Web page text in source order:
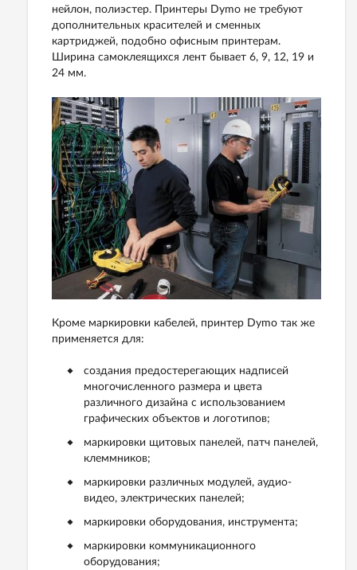
нейлон, полиэстер. Принтеры Dymo не требуют
дополнительных красителей и сменных
картриджей, подобно офисным принтерам.
Ширина самоклеящихся лент бывает 6, 9, 12, 19 и
24 мм.
Кроме маркировки кабелей, принтер Dymo так же
применяется для:
создания предостерегающих надписей
многочисленного размера и цвета
различного дизайна с использованием
графических объектов и логотипов;
маркировки щитовых панелей, патч панелей,
клеммников;
маркировки различных модулей, аудио-
видео, электрических панелей;
маркировки оборудования, инструмента;
маркировки коммуникационного
оборудования;